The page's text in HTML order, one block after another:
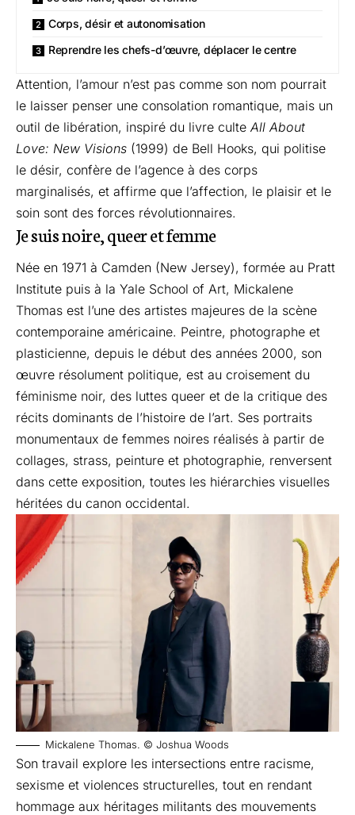
Corps, désir et autonomisation
Reprendre les chefs-d’œuvre, déplacer le centre
Attention, l’amour n’est pas comme son nom pourrait
le laisser penser une consolation romantique, mais un
outil de libération, inspiré du livre culte All About
Love: New Visions (1999) de Bell Hooks, qui politise
le désir, confère de l’agence à des corps
marginalisés, et affirme que l’affection, le plaisir et le
soin sont des forces révolutionnaires.
Je suis noire, queer et femme
Née en 1971 à Camden (New Jersey), formée au Pratt
Institute puis à la Yale School of Art, Mickalene
Thomas est l’une des artistes majeures de la scène
contemporaine américaine. Peintre, photographe et
plasticienne, depuis le début des années 2000, son
œuvre résolument politique, est au croisement du
féminisme noir, des luttes queer et de la critique des
récits dominants de l’histoire de l’art. Ses portraits
monumentaux de femmes noires réalisés à partir de
collages, strass, peinture et photographie, renversent
dans cette exposition, toutes les hiérarchies visuelles
héritées du canon occidental.
Mickalene Thomas. © Joshua Woods
Son travail explore les intersections entre racisme,
sexisme et violences structurelles, tout en rendant
hommage aux héritages militants des mouvements